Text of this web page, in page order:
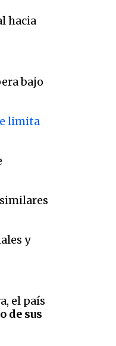
hacia
bajo
limita
y
el país
de sus